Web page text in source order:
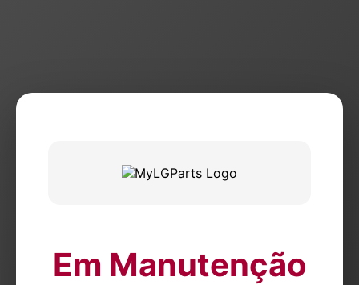
Em Manutenção